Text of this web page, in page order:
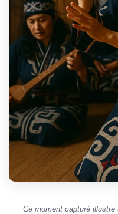
Ce moment capturé illustre